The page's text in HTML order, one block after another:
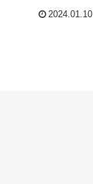
2024.01.10